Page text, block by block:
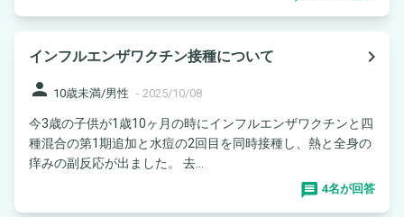
インフルエンザワクチン接種について
navigate_next
person 10歳未満/男性 - 2025/10/08
今3歳の子供が1歳10ヶ月の時にインフルエンザワクチンと四
種混合の第1期追加と水痘の2回目を同時接種し、熱と全身の
痒みの副反応が出ました。 去...
4名が回答